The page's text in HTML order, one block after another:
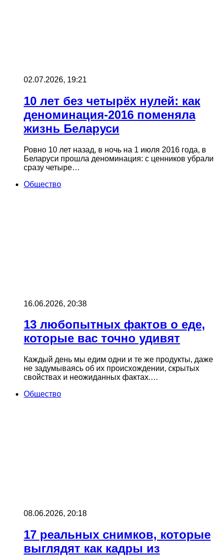
02.07.2026, 19:21
10 лет без четырёх нулей: как
деноминация-2016 поменяла
жизнь Беларуси
Ровно 10 лет назад, в ночь на 1 июля 2016 года, в
Беларуси прошла деноминация: с ценников убрали
сразу четыре…
Общество
16.06.2026, 20:38
13 любопытных фактов о еде,
которые вас точно удивят
Каждый день мы едим одни и те же продукты, даже
не задумываясь об их происхождении, скрытых
свойствах и неожиданных фактах.…
Общество
08.06.2026, 20:18
17 реальных снимков, которые
выглядят как кадры из